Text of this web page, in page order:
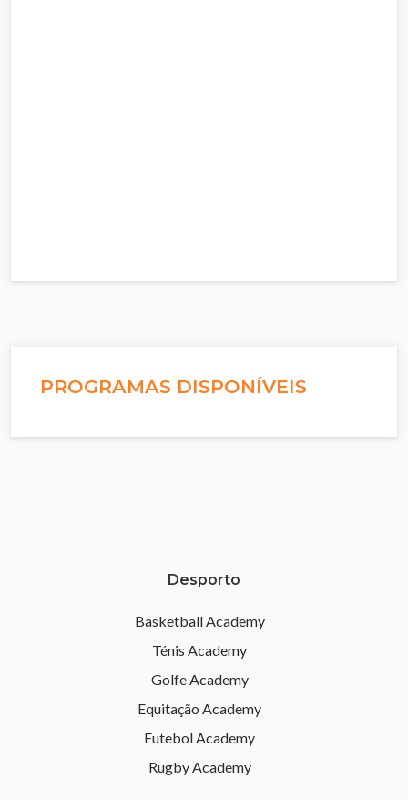
PROGRAMAS DISPONÍVEIS
Desporto
Basketball Academy
Ténis Academy
Golfe Academy
Equitação Academy
Futebol Academy
Rugby Academy